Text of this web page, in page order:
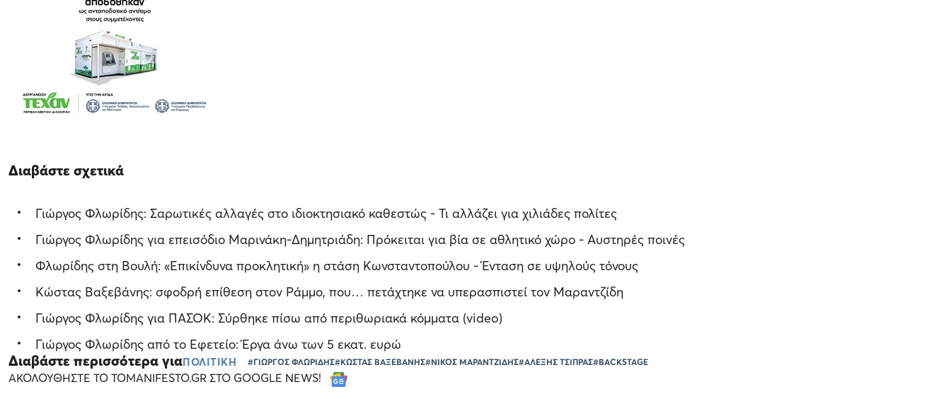
Διαβάστε σχετικά
Γιώργος Φλωρίδης: Σαρωτικές αλλαγές στο ιδιοκτησιακό καθεστώς - Τι αλλάζει για χιλιάδες πολίτες
Γιώργος Φλωρίδης για επεισόδιο Μαρινάκη-Δημητριάδη: Πρόκειται για βία σε αθλητικό χώρο - Αυστηρές ποινές
Φλωρίδης στη Βουλή: «Επικίνδυνα προκλητική» η στάση Κωνσταντοπούλου - Ένταση σε υψηλούς τόνους
Κώστας Βαξεβάνης: σφοδρή επίθεση στον Ράμμο, που… πετάχτηκε να υπερασπιστεί τον Μαραντζίδη
Γιώργος Φλωρίδης για ΠΑΣΟΚ: Σύρθηκε πίσω από περιθωριακά κόμματα (video)
Γιώργος Φλωρίδης από το Εφετείο: Έργα άνω των 5 εκατ. ευρώ
Διαβάστε περισσότερα γιαΠΟΛΙΤΙΚΗ #ΓΙΩΡΓΟΣ ΦΛΩΡΙΔΗΣ#ΚΩΣΤΑΣ ΒΑΞΕΒΑΝΗΣ#ΝΙΚΟΣ ΜΑΡΑΝΤΖΙΔΗΣ#ΑΛΕΞΗΣ ΤΣΙΠΡΑΣ#BACKSTAGE
ΑΚΟΛΟΥΘΗΣΤΕ ΤΟ TOMANIFESTO.GR ΣΤΟ GOOGLE NEWS!